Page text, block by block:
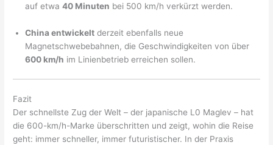
auf etwa40 Minuten bei 500 km/h verkürzt werden.
China entwickelt derzeit ebenfalls neue
Magnetschwebebahnen, die Geschwindigkeiten von über
600 km/h im Linienbetrieb erreichen sollen.
Fazit
Der schnellste Zug der Welt – der japanische L0 Maglev – hat
die 600-km/h-Marke überschritten und zeigt, wohin die Reise
geht: immer schneller, immer futuristischer. In der Praxis